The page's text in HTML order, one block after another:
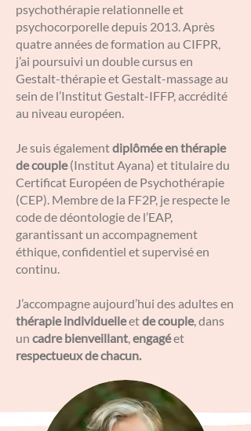
psychothérapie relationnelle et
psychocorporelle depuis 2013. Après
quatre années de formation au CIFPR,
j’ai poursuivi un double cursus en
Gestalt-thérapie et Gestalt-massage au
sein de l’Institut Gestalt-IFFP, accrédité
au niveau européen.
Je suis égalementdiplômée en thérapie
de couple(Institut Ayana) et titulaire du
Certificat Européen de Psychothérapie
(CEP). Membre de la FF2P, je respecte le
code de déontologie de l’EAP,
garantissant un accompagnement
éthique, confidentiel et supervisé en
continu.
J’accompagne aujourd’hui des adultes en
thérapie individuelleetde couple, dans
un cadre bienveillant,engagéet
respectueux de chacun.